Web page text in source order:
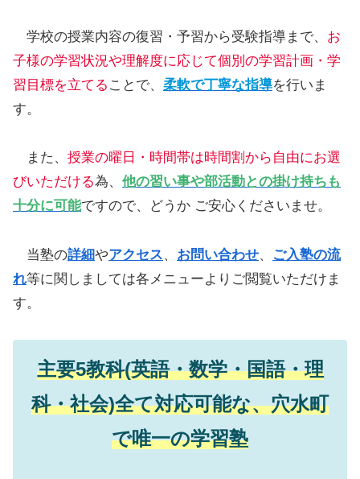
学校の授業内容の復習・予習から受験指導まで、 お
子様の学習状況や理解度に応じて個別の学習計画・学
習目標を立てる ことで、 柔軟で丁寧な指導を行いま
す。
また、 授業の曜日・時間帯は時間割から自由にお選
びいただける為、 他の習い事や部活動との掛け持ちも
十分に可能ですので、どうか ご安心くださいませ。
当塾の詳細やアクセス、 お問い合わせ、
ご入塾の流
れ等に関しましては各メニューよりご閲覧いただけま
す。
主要5教科(英語・数学・国語・理
科・社会)全て対応可能な、穴水町
で唯一の学習塾